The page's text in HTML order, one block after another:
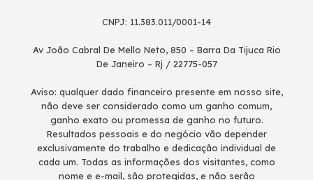
CNPJ: 11.383.011/0001-14
Av João Cabral De Mello Neto, 850 – Barra Da Tijuca Rio
De Janeiro – Rj / 22775-057
Aviso: qualquer dado financeiro presente em nosso site,
não deve ser considerado como um ganho comum,
ganho exato ou promessa de ganho no futuro.
Resultados pessoais e do negócio vão depender
exclusivamente do trabalho e dedicação individual de
cada um. Todas as informações dos visitantes, como
nome e e-mail, são protegidas, e não serão